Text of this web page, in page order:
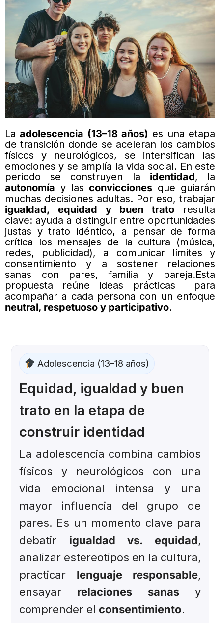
Laadolescencia (13–18 años) es una etapa
de transición donde se aceleran los cambios
físicos y neurológicos, se intensifican las
emociones y se amplía la vida social. En este
periodo se construyen la identidad, la
autonomía y lasconvicciones que guiarán
muchas decisiones adultas. Por eso, trabajar
igualdad, equidad y buen trato resulta
clave: ayuda a distinguir entre oportunidades
justas y trato idéntico, a pensar de forma
crítica los mensajes de la cultura (música,
redes, publicidad), a comunicar límites y
consentimiento y a sostener relaciones
sanas con pares, familia y pareja.Esta
propuesta reúne ideas prácticas para
acompañar a cada persona con un enfoque
neutral, respetuoso y participativo.
Adolescencia (13–18 años)
Equidad, igualdad y buen
trato en la etapa de
construir identidad
La adolescencia combina cambios
físicos y neurológicos con una
vida emocional intensa y una
mayor influencia del grupo de
pares. Es un momento clave para
debatir igualdad vs. equidad,
analizar estereotipos en la cultura,
practicar lenguaje responsable,
ensayar relaciones sanasy
comprender el consentimiento.